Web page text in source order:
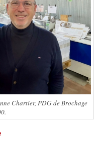
Chartier, PDG de Brochage